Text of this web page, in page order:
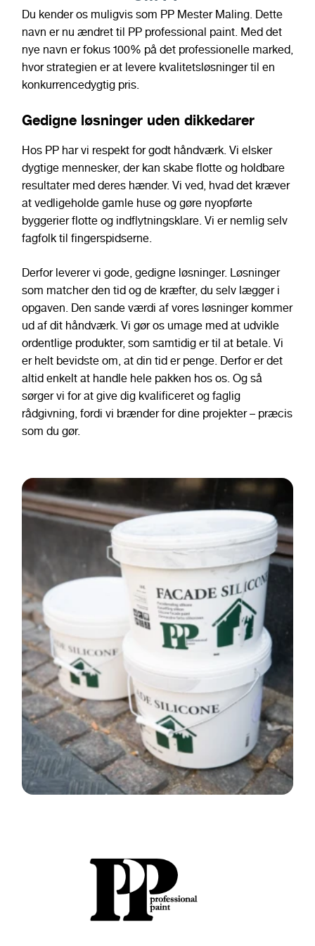
Du kender os muligvis som PP Mester Maling. Dette
navn er nu ændret til PP professional paint. Med det
nye navn er fokus 100% på det professionelle marked,
hvor strategien er at levere kvalitetsløsninger til en
konkurrencedygtig pris.
Gedigne løsninger uden dikkedarer
Hos PP har vi respekt for godt håndværk. Vi elsker
dygtige mennesker, der kan skabe flotte og holdbare
resultater med deres hænder. Vi ved, hvad det kræver
at vedligeholde gamle huse og gøre nyopførte
byggerier flotte og indflytningsklare. Vi er nemlig selv
fagfolk til fingerspidserne.
Derfor leverer vi gode, gedigne løsninger. Løsninger
som matcher den tid og de kræfter, du selv lægger i
opgaven. Den sande værdi af vores løsninger kommer
ud af dit håndværk. Vi gør os umage med at udvikle
ordentlige produkter, som samtidig er til at betale. Vi
er helt bevidste om, at din tid er penge. Derfor er det
altid enkelt at handle hele pakken hos os. Og så
sørger vi for at give dig kvalificeret og faglig
rådgivning, fordi vi brænder for dine projekter – præcis
som du gør.